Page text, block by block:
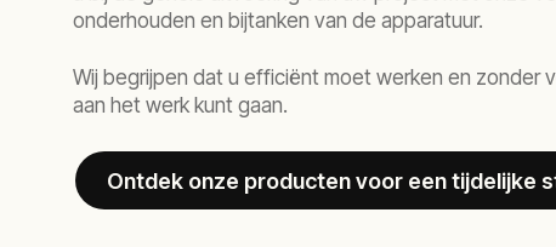
onderhouden en bijtanken van de apparatuur.
Wij begrijpen dat u efficiënt moet werken en zonder
aan het werk kunt gaan.
Ontdek onze producten voor een tijdelijke